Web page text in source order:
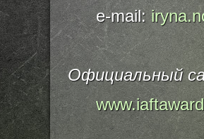
e-mail:
Официальный